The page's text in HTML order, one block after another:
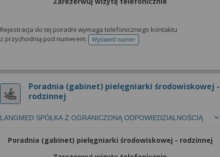
Rejestracja do tej poradni wymaga telefonicznego kontaktu
z przychodnią pod numerem:
Wyświetl numertelefonu do rejestracji
Poradnia (gabinet) pielęgniarki środowiskowej -
rodzinnej
LANGMED SPÓŁKA Z OGRANICZONĄ ODPOWIEDZIALNOŚCIĄ
Poradnia (gabinet) pielęgniarki środowiskowej - rodzinnej